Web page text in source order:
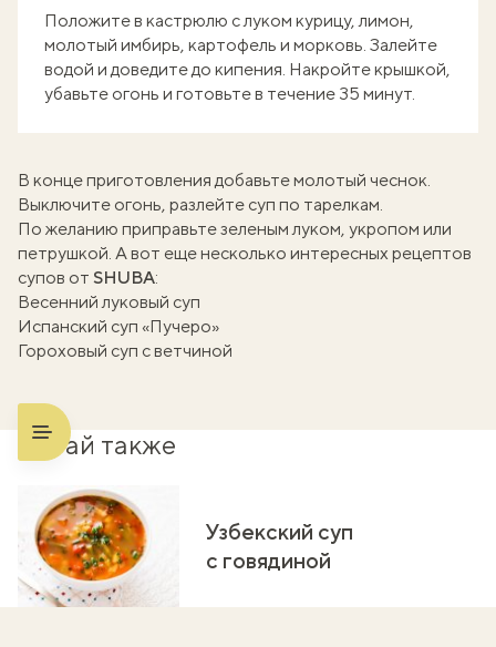
Положите в кастрюлю с луком курицу, лимон,
молотый имбирь, картофель и морковь. Залейте
водой и доведите до кипения. Накройте крышкой,
убавьте огонь и готовьте в течение 35 минут.
В конце приготовления добавьте молотый чеснок.
Выключите огонь, разлейте суп по тарелкам.
По желанию приправьте зеленым луком, укропом или
петрушкой. А вот еще несколько интересных рецептов
супов от SHUBA:
Весенний луковый суп
Испанский суп «Пучеро»
Гороховый суп с ветчиной
Читай также
Узбекский суп
с говядиной